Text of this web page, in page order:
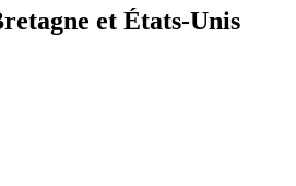
et États-Unis